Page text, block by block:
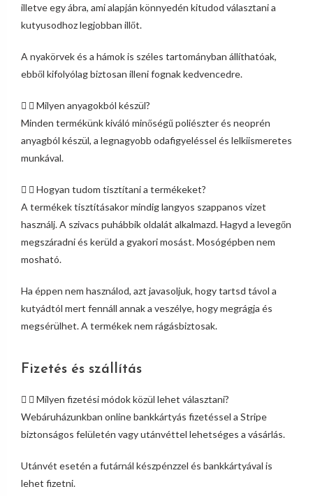
illetve egy ábra, ami alapján könnyedén kitudod választani a
kutyusodhoz legjobban illőt.
A nyakörvek és a hámok is széles tartományban állíthatóak,
ebből kifolyólag biztosan illeni fognak kedvencedre.
Milyen anyagokból készül?
Minden termékünk kiváló minőségű poliészter és neoprén
anyagból készül, a legnagyobb odafigyeléssel és lelkiismeretes
munkával.
Hogyan tudom tisztítani a termékeket?
A termékek tisztításakor mindig langyos szappanos vizet
használj. A szivacs puhábbik oldalát alkalmazd. Hagyd a levegőn
megszáradni és kerüld a gyakori mosást. Mosógépben nem
mosható.
Ha éppen nem használod, azt javasoljuk, hogy tartsd távol a
kutyádtól mert fennáll annak a veszélye, hogy megrágja és
megsérülhet. A termékek nem rágásbiztosak.
Fizetés és szállítás
Milyen fizetési módok közül lehet választani?
Webáruházunkban online bankkártyás fizetéssel a Stripe
biztonságos felületén vagy utánvéttel lehetséges a vásárlás.
Utánvét esetén a futárnál készpénzzel és bankkártyával is
lehet fizetni.